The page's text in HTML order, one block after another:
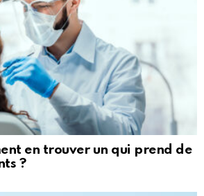
en trouver un qui prend de
?